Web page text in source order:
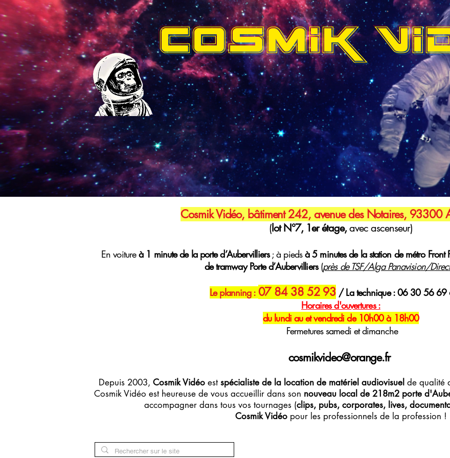
COSMIK
Cosmik Vidéo, bâtiment 242, avenue des Notaires, 93300
(lot N°7, 1er étage,avec ascenseur)
En voitureà 1 minute de la porte d’Aubervilliers; à piedsà 5 minutes de la station de métro Front
de tramway Porte d’Aubervilliers(près de TSF/Alga Panavision/
Le planning : 07 84 38 52 93 / La technique : 06 30 56
Horairesd'ouvertures :
du lundi au et vendredi de 10h00 à 18h00
Fermetures samedi et dimanche
cosmikvideo@orange.fr
Depuis 2003, Cosmik Vidéoestspécialiste de la location de matériel audiovisuel de qualité
Cosmik Vidéo est heureuse de vous accueillir dans son nouveau local de 218m2 porte
accompagner dans tous vos tournages (clips, pubs, corporates, lives,
Cosmik Vidéopour les professionnels de la profession !